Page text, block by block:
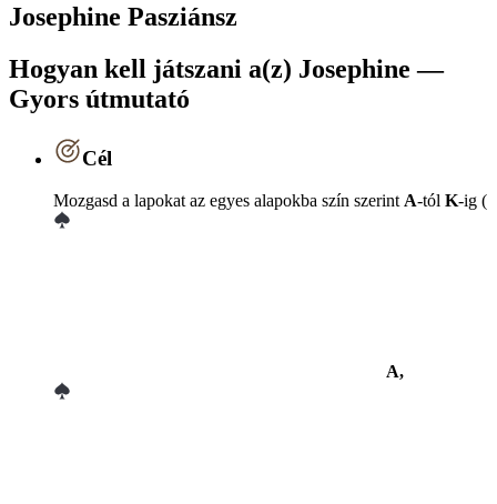
Josephine Pasziánsz
Hogyan kell játszani a(z) Josephine —
Gyors útmutató
Cél
Mozgasd a lapokat az egyes alapokba szín szerintA-tól K-ig (
A,